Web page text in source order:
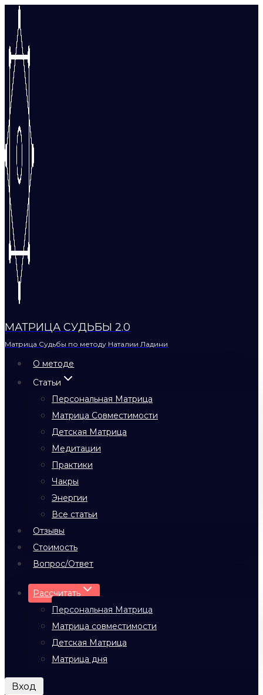
Перейти
содержимому
МАТРИЦА СУДЬБЫ 2.0
Матрица Судьбы по методу Наталии Ладини
О методе
Статьи
Персональная Матрица
Матрица Совместимости
Детская Матрица
Медитации
Практики
Чакры
Энергии
Все статьи
Отзывы
Стоимость
Вопрос/Ответ
Рассчитать
Персональная Матрица
Матрица совместимости
Детская Матрица
Матрица дня
Вход